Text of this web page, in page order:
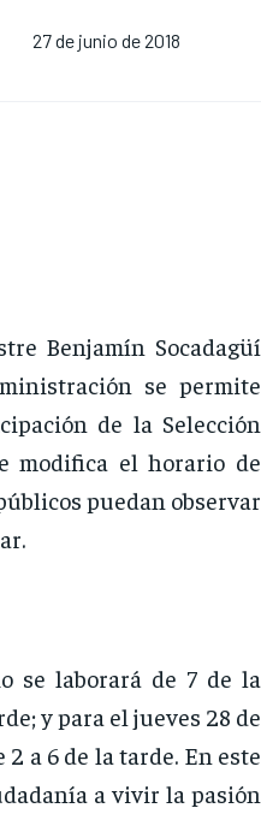
27 de junio de 2018
Benjamín Socadagüí
se permite
de la Selección
modifica el horario de
puedan observar
se laborará de 7 de la
y para el jueves 28 de
a 6 de la tarde. En este
a vivir la pasión